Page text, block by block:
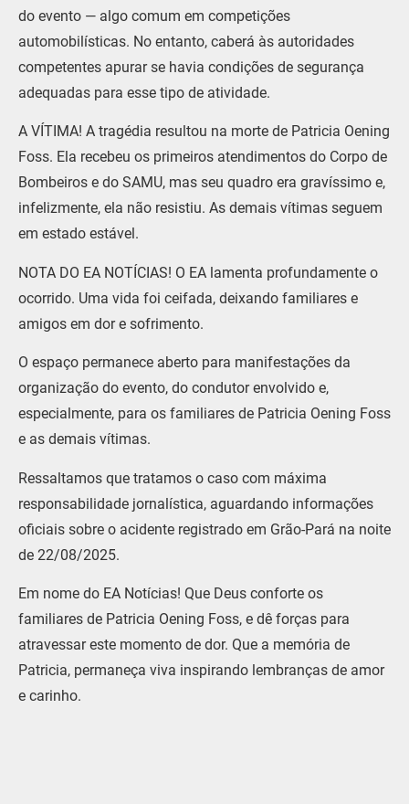
do evento — algo comum em competições
automobilísticas. No entanto, caberá às autoridades
competentes apurar se havia condições de segurança
adequadas para esse tipo de atividade.
A VÍTIMA! A tragédia resultou na morte de Patricia Oening
Foss. Ela recebeu os primeiros atendimentos do Corpo de
Bombeiros e do SAMU, mas seu quadro era gravíssimo e,
infelizmente, ela não resistiu. As demais vítimas seguem
em estado estável.
NOTA DO EA NOTÍCIAS! O EA lamenta profundamente o
ocorrido. Uma vida foi ceifada, deixando familiares e
amigos em dor e sofrimento.
O espaço permanece aberto para manifestações da
organização do evento, do condutor envolvido e,
especialmente, para os familiares de Patricia Oening Foss
e as demais vítimas.
Ressaltamos que tratamos o caso com máxima
responsabilidade jornalística, aguardando informações
oficiais sobre o acidente registrado em Grão-Pará na noite
de 22/08/2025.
Em nome do EA Notícias! Que Deus conforte os
familiares de Patricia Oening Foss, e dê forças para
atravessar este momento de dor. Que a memória de
Patricia, permaneça viva inspirando lembranças de amor
e carinho.